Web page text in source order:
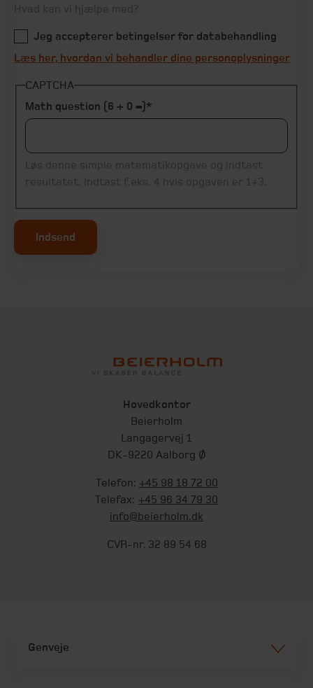
Hvad kan vi hjælpe med?
Jeg accepterer betingelser for databehandling
Læs her, hvordan vi behandler dine personoplysninger
CAPTCHA
Math question (6 + 0 =)
Løs denne simple matematikopgave og indtast
resultatet. Indtast f.eks. 4 hvis opgaven er 1+3.
Indsend
Hovedkontor
Beierholm
Langagervej 1
DK-9220 Aalborg Ø
Telefon: +45 98 18 72 00
Telefax: +45 96 34 79 30
info@beierholm.dk
CVR-nr. 32 89 54 68
Genveje